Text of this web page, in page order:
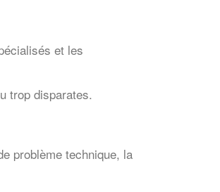
et les
trop disparates.
problème technique, la